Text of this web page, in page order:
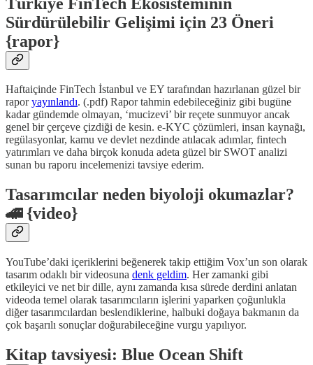
Sürdürülebilir Gelişimi için 23 Öneri
{rapor}
Haftaiçinde FinTech İstanbul ve EY tarafından hazırlanan güzel bir
raporyayınlandı. (.pdf) Rapor tahmin edebileceğiniz gibi bugüne
kadar gündemde olmayan, ‘mucizevi’ bir reçete sunmuyor ancak
genel bir çerçeve çizdiği de kesin. e-KYC çözümleri, insan kaynağı,
regülasyonlar, kamu ve devlet nezdinde atılacak adımlar, fintech
yatırımları ve daha birçok konuda adeta güzel bir SWOT analizi
sunan bu raporu incelemenizi tavsiye ederim.
Tasarımcılar neden biyoloji okumazlar?
🚄 {video}
YouTube’daki içeriklerini beğenerek takip ettiğim Vox’un son olarak
tasarım odaklı bir videosuna denk geldim. Her zamanki gibi
etkileyici ve net bir dille, aynı zamanda kısa sürede derdini anlatan
videoda temel olarak tasarımcıların işlerini yaparken çoğunlukla
diğer tasarımcılardan beslendiklerine, halbuki doğaya bakmanın da
çok başarılı sonuçlar doğurabileceğine vurgu yapılıyor.
Kitap tavsiyesi: Blue Ocean Shift